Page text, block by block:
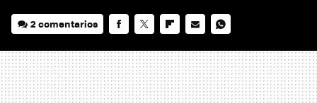
2 comentarios
MAIL